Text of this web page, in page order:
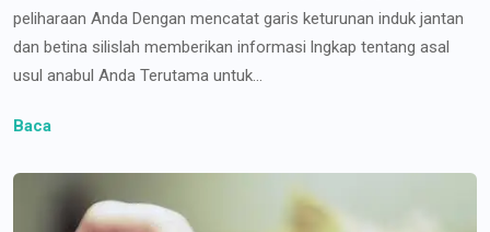
peliharaan Anda Dengan mencatat garis keturunan induk jantan
dan betina silislah memberikan informasi lngkap tentang asal
usul anabul Anda Terutama untuk...
Baca